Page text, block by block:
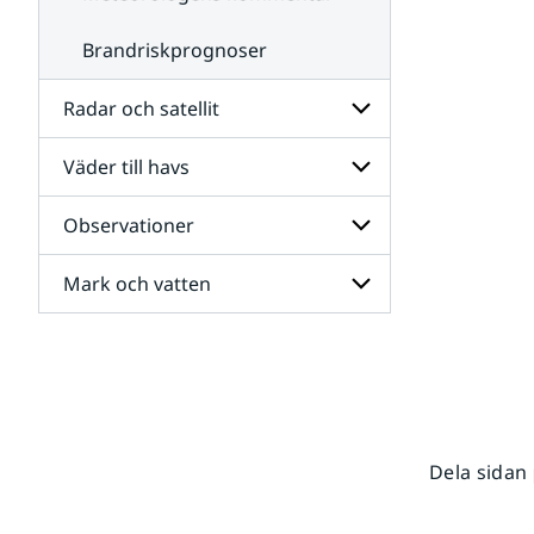
Brandriskprognoser
Radar och satellit
Undersidor
för
Radar
och
satellit
Väder till havs
Undersidor
för
Väder
till
havs
Observationer
Undersidor
för
Mark och vatten
Dela sidan